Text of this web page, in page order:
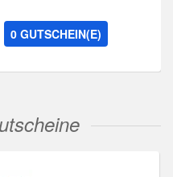
0 GUTSCHEIN(E)